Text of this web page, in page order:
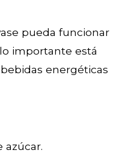
pueda funcionar
importante está
energéticas
azúcar.